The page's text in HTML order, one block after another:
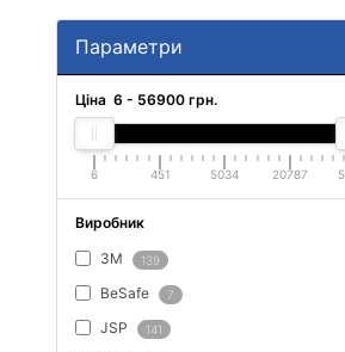
Параметри
Ціна 6 - 56900 грн.
6 451 5034 20787
Виробник
3M 139
BeSafe 7
JSP 141